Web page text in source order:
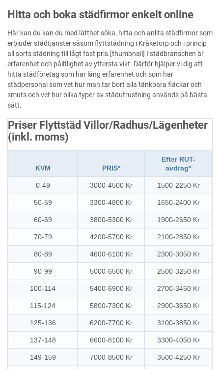
Hitta och boka städfirmor enkelt online
Här kan du kan du med lätthet söka, hitta och anlita städfirmor som
erbjuder städtjänster såsom flyttstädning i Kråketorp och i princip
all sorts städning till lågt fast pris.[thumbnail] I städbranschen är
erfarenhet och pålitlighet av yttersta vikt. Därför hjälper vi dig att
hitta städföretag som har lång erfarenhet och som har
städpersonal som vet hur man tar bort alla tänkbara fläckar och
smuts och vet hur olika typer av städutrustning används på bästa
sätt.
Priser Flyttstäd Villor/Radhus/Lägenheter
(inkl. moms)
KVM PRIS*
Efter RUT-
avdrag*
0-49 3000-4500 Kr 1500-2250 Kr
50-59 3300-4800 Kr 1650-2400 Kr
60-69 3800-5300 Kr 1900-2650 Kr
70-79 4200-5700 Kr 2100-2850 Kr
80-89 4600-6100 Kr 2300-3050 Kr
90-99 5000-6500 Kr 2500-3250 Kr
100-114 5400-6900 Kr 2700-3450 Kr
115-124 5800-7300 Kr 2900-3650 Kr
125-136 6200-7700 Kr 3100-3850 Kr
137-148 6600-8100 Kr 3300-4050 Kr
149-159 7000-8500 Kr 3500-4250 Kr